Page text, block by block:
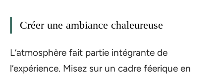
Créer une ambiance chaleureuse
L’atmosphère fait partie intégrante de
l’expérience. Misez sur un cadre féerique en